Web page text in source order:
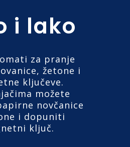
i lako
za pranje
žetone i
ključeve.
možete
novčanice
i dopuniti
ključ.